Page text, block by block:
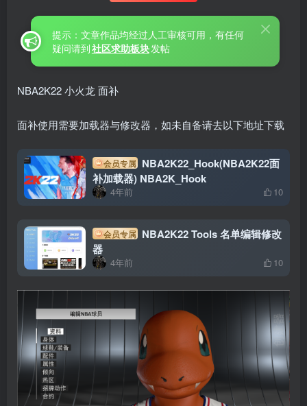
提示：文章作品均经过人工审核可用，有任何
疑问请到社区求助板块发帖
NBA2K22 小火龙 面补
面补使用需要加载器与修改器，如未自备请去以下地址下载
会员专属 NBA2K22_Hook(NBA2K22面
补加载器) NBA2K_Hook
4年前 10
会员专属 NBA2K22 Tools 名单编辑修改
器
4年前 10